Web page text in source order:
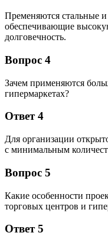
Пременяются стальные
обеспечивающие
долговечность.
Вопрос 4
Зачем применяются
гипермаркетах?
Ответ 4
Для организации
с минимальным
Вопрос 5
Какие особенности
торговых центров и
Ответ 5